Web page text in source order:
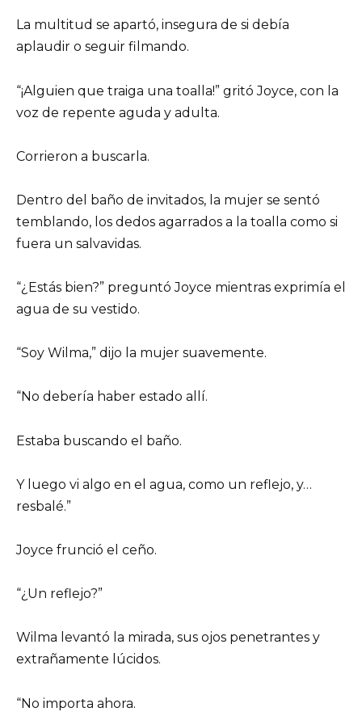
La multitud se apartó, insegura de si debía
aplaudir o seguir filmando.
“¡Alguien que traiga una toalla!” gritó Joyce, con la
voz de repente aguda y adulta.
Corrieron a buscarla.
Dentro del baño de invitados, la mujer se sentó
temblando, los dedos agarrados a la toalla como si
fuera un salvavidas.
“¿Estás bien?” preguntó Joyce mientras exprimía el
agua de su vestido.
“Soy Wilma,” dijo la mujer suavemente.
“No debería haber estado allí.
Estaba buscando el baño.
Y luego vi algo en el agua, como un reflejo, y…
resbalé.”
Joyce frunció el ceño.
“¿Un reflejo?”
Wilma levantó la mirada, sus ojos penetrantes y
extrañamente lúcidos.
“No importa ahora.